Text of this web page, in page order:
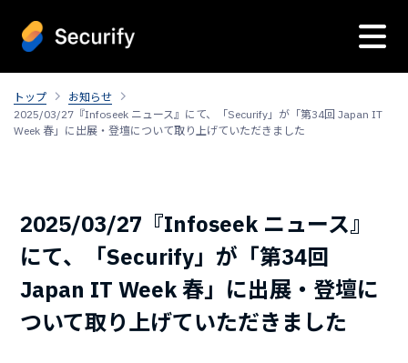
トップ
お知らせ
2025/03/27『Infoseek ニュース』にて、「Securify」が「第34回 Japan IT
Week 春」に出展・登壇について取り上げていただきました
2025/03/27『Infoseek ニュース』
にて、「Securify」が「第34回
Japan IT Week 春」に出展・登壇に
ついて取り上げていただきました